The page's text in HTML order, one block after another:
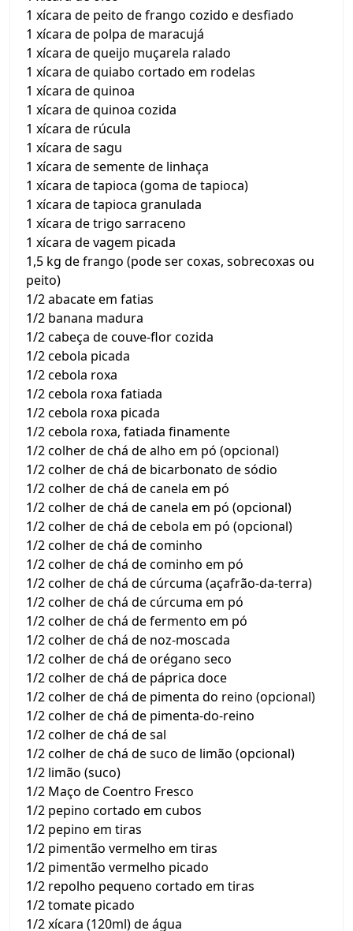
1 xícara de peito de frango cozido e desfiado
1 xícara de polpa de maracujá
1 xícara de queijo muçarela ralado
1 xícara de quiabo cortado em rodelas
1 xícara de quinoa
1 xícara de quinoa cozida
1 xícara de rúcula
1 xícara de sagu
1 xícara de semente de linhaça
1 xícara de tapioca (goma de tapioca)
1 xícara de tapioca granulada
1 xícara de trigo sarraceno
1 xícara de vagem picada
1,5 kg de frango (pode ser coxas, sobrecoxas ou
peito)
1/2 abacate em fatias
1/2 banana madura
1/2 cabeça de couve-flor cozida
1/2 cebola picada
1/2 cebola roxa
1/2 cebola roxa fatiada
1/2 cebola roxa picada
1/2 cebola roxa, fatiada finamente
1/2 colher de chá de alho em pó (opcional)
1/2 colher de chá de bicarbonato de sódio
1/2 colher de chá de canela em pó
1/2 colher de chá de canela em pó (opcional)
1/2 colher de chá de cebola em pó (opcional)
1/2 colher de chá de cominho
1/2 colher de chá de cominho em pó
1/2 colher de chá de cúrcuma (açafrão-da-terra)
1/2 colher de chá de cúrcuma em pó
1/2 colher de chá de fermento em pó
1/2 colher de chá de noz-moscada
1/2 colher de chá de orégano seco
1/2 colher de chá de páprica doce
1/2 colher de chá de pimenta do reino (opcional)
1/2 colher de chá de pimenta-do-reino
1/2 colher de chá de sal
1/2 colher de chá de suco de limão (opcional)
1/2 limão (suco)
1/2 Maço de Coentro Fresco
1/2 pepino cortado em cubos
1/2 pepino em tiras
1/2 pimentão vermelho em tiras
1/2 pimentão vermelho picado
1/2 repolho pequeno cortado em tiras
1/2 tomate picado
1/2 xícara (120ml) de água